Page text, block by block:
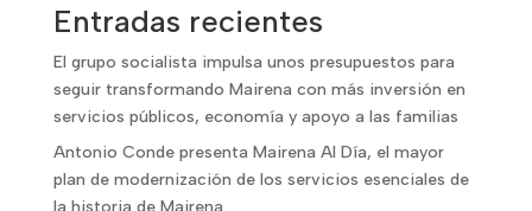
Entradas recientes
El grupo socialista impulsa unos presupuestos para
seguir transformando Mairena con más inversión en
servicios públicos, economía y apoyo a las familias
Antonio Conde presenta Mairena Al Día, el mayor
plan de modernización de los servicios esenciales de
la historia de Mairena